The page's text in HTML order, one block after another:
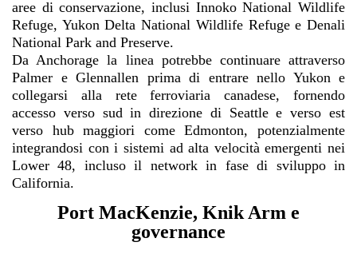
aree di conservazione, inclusi Innoko National Wildlife
Refuge, Yukon Delta National Wildlife Refuge e Denali
National Park and Preserve.
Da Anchorage la linea potrebbe continuare attraverso
Palmer e Glennallen prima di entrare nello Yukon e
collegarsi alla rete ferroviaria canadese, fornendo
accesso verso sud in direzione di Seattle e verso est
verso hub maggiori come Edmonton, potenzialmente
integrandosi con i sistemi ad alta velocità emergenti nei
Lower 48, incluso il network in fase di sviluppo in
California.
Port MacKenzie, Knik Arm e
governance